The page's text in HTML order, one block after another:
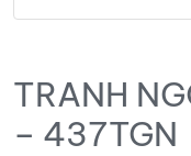
TRANH
– 437TGN